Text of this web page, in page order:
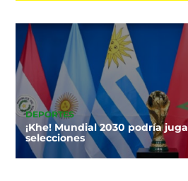
DEPORTES
¡Khe! Mundial 2030 podría
selecciones